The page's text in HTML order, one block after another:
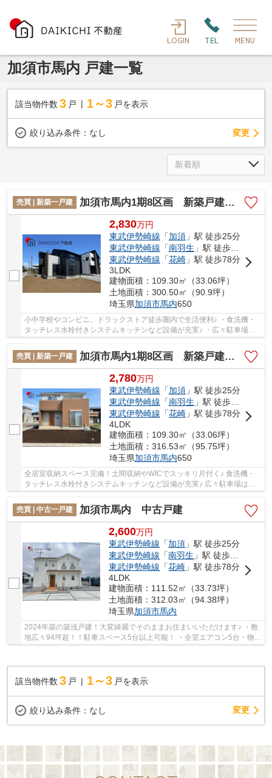
LOGIN TEL MENU
加須市馬内 戸建一覧
該当物件数 3 戸 1～3 戸を表示
絞り込み条件： なし 変更
売買 | 新築一戸建 加須市馬内1期8区画 新築戸建 全8棟 8号棟
2,830万円
東武伊勢崎線 「加須」駅 徒歩25分
東武伊勢崎線 「南羽生 」駅 徒歩47分
東武伊勢崎線 「花崎」駅 徒歩78分
3LDK
建物面積：109.30㎡（33.06坪）
土地面積：300.50㎡（90.9坪）
埼玉県加須市馬内650
小中学校やコンビニ、ドラックストア徒歩圏内で生活便利♪ ・食洗機・
タッチレス水栓付きシステムキッチンなど設備が充実♪ ・広々駐車場は
最大6台駐車可能！3台並列駐車もできちゃう♪ ...
売買 | 新築一戸建
加須市馬内1期8区画 新築戸建 全8棟 3号棟
2,780万円
東武伊勢崎線 「加須」駅 徒歩25分
東武伊勢崎線 「南羽生 」駅 徒歩47分
東武伊勢崎線 「花崎」駅 徒歩78分
4LDK
建物面積：109.30㎡（33.06坪）
土地面積：316.53㎡（95.75坪）
埼玉県加須市馬内650
全居室収納スペース完備！土間収納やWICでスッキリ片付く♪ 食洗機・
タッチレス水栓付きシステムキッチンなど設備が充実♪ 広々駐車場は最
大8台駐車可能！4台並列駐車もできちゃう♪ 経...
売買 | 中古一戸建
加須市馬内 中古戸建
2,600万円
東武伊勢崎線 「加須 」駅 徒歩25分
東武伊勢崎線 「南羽生 」駅 徒歩46分
東武伊勢崎線 「花崎 」駅 徒歩78分
4LDK
建物面積：111.52㎡（33.73坪）
土地面積：312.03㎡（94.38坪）
埼玉県加須市馬内
2024年築の築浅戸建！大変綺麗でそのままお住まいいただけます♪ ・敷
地広々94坪超！！駐車スペース5台以上可能！ ・全室エアコン5台・物置
該当物件数 3 戸 1～3 戸を表示
絞り込み条件： なし 変更